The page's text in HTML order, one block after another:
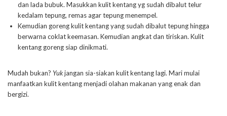
dan lada bubuk. Masukkan kulit kentang yg sudah dibalut telur
kedalam tepung, remas agar tepung menempel.
Kemudian goreng kulit kentang yang sudah dibalut tepung hingga
berwarna coklat keemasan. Kemudian angkat dan tiriskan. Kulit
kentang goreng siap dinikmati.
Mudah bukan? Yukjangan sia-siakan kulit kentang lagi. Mari mulai
manfaatkan kulit kentang menjadi olahan makanan yang enak dan
bergizi.